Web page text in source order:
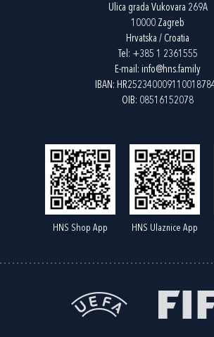
Ulica grada Vukovara 269A
10000 Zagreb
Hrvatska / Croatia
Tel: +385 1 2361555
E-mail: info@hns.family
IBAN:
OIB: 08516152078
HNS Shop App HNS Ulaznice App